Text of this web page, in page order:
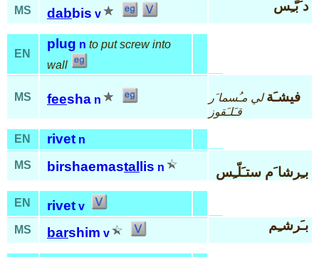
MS
dabbis v
د َبّـِس
EN
plug n to put screw into
wall
MS feesha n فيشـَة لي مـُسما َر
قـَلـَقوز
EN rivet n
MS birshaemastal lis n بـِرشا َم ستـَلّـِس
EN rivet v
MS
barshim v
بـَرشـِم